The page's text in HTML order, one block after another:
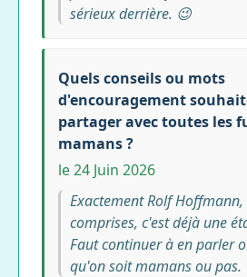
sérieux derrière. 😉
Quels conseils ou mots
d'encouragement
partager avec toutes les
mamans ?
le 24 Juin 2026
Exactement Rolf Hoffmann,
comprises, c'est déjà une
Faut continuer à en parler
qu'on soit mamans ou pas.